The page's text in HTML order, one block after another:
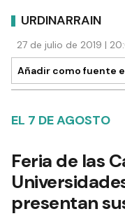
URDINARRAIN
27 de julio de 2019 |
Añadir como fuente
EL 7 DE AGOSTO
Feria de las
presentan